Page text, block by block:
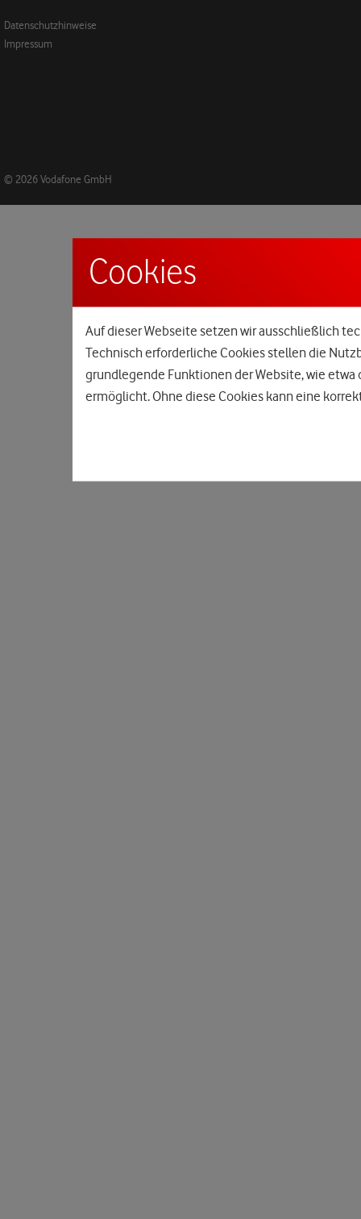
Datenschutzhinweise
Impressum
© 2026 Vodafone GmbH
Cookies
Auf dieser Webseite setzen wir ausschließlich
Technisch erforderliche Cookies stellen die
grundlegende Funktionen der Website, wie
ermöglicht. Ohne diese Cookies kann eine